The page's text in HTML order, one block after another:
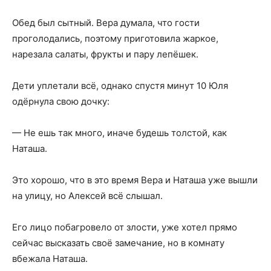
Обед был сытный. Вера думала, что гости
проголодались, поэтому приготовила жаркое,
нарезала салаты, фрукты и пару лепёшек.
Дети уплетали всё, однако спустя минут 10 Юля
одёрнула свою дочку:
— Не ешь так много, иначе будешь толстой, как
Наташа.
Это хорошо, что в это время Вера и Наташа уже вышли
на улицу, но Алексей всё слышал.
Его лицо побагровело от злости, уже хотел прямо
сейчас высказать своё замечание, но в комнату
вбежала Наташа.